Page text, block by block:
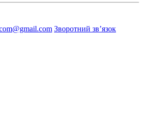
Зворотний зв’язок